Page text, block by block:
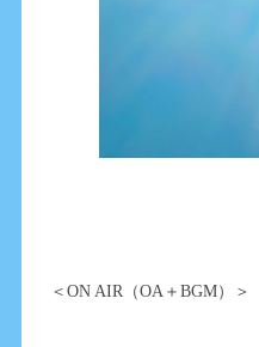
＜ON AIR（OA＋BGM）＞